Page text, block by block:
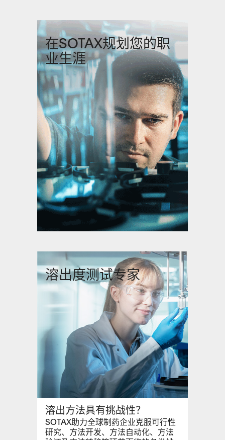
在SOTAX规划您的职
业生涯
溶出度测试专家
溶出方法具有挑战性？
SOTAX助力全球制药企业克服可行性
研究、方法开发、方法自动化、方法